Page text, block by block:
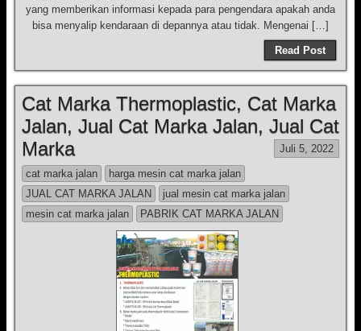
yang memberikan informasi kepada para pengendara apakah anda
bisa menyalip kendaraan di depannya atau tidak. Mengenai […]
Read Post
Cat Marka Thermoplastic, Cat Marka
Jalan, Jual Cat Marka Jalan, Jual Cat
Marka
Juli 5, 2022
cat marka jalan
harga mesin cat marka jalan
JUAL CAT MARKA JALAN
jual mesin cat marka jalan
mesin cat marka jalan
PABRIK CAT MARKA JALAN